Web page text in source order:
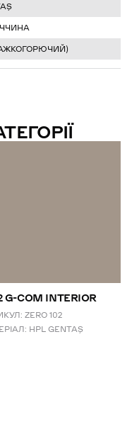
G-COM INTERIOR
ZERO 102
HPL GENTAŞ